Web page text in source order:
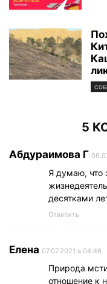
5
Абдураимова Г
Я думаю, что
десятками
Ответить
Елена 07.07.2021 в 04:46
Природа
отношение к